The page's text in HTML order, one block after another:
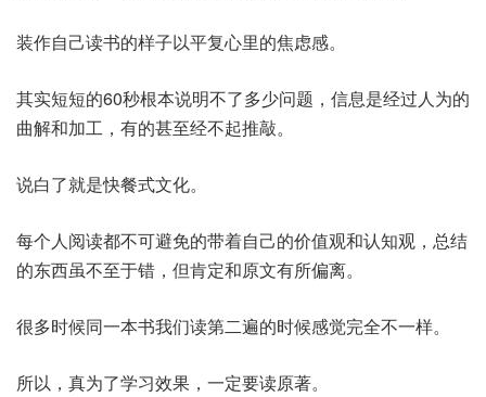
装作自己读书的样子以平复心里的焦虑感。
其实短短的60秒根本说明不了多少问题，信息是经过人为的
曲解和加工，有的甚至经不起推敲。
说白了就是快餐式文化。
每个人阅读都不可避免的带着自己的价值观和认知观，总结
的东西虽不至于错，但肯定和原文有所偏离。
很多时候同一本书我们读第二遍的时候感觉完全不一样。
所以，真为了学习效果，一定要读原著。